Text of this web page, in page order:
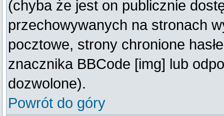
(chyba że jest on publicznie
przechowywanych na stronach
pocztowe, strony chronione
znacznika BBCode [img] lub
dozwolone).
Powrót do góry